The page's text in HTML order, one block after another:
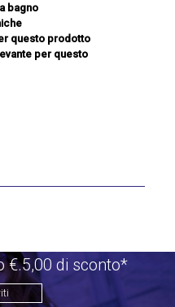
bagno
questo prodotto
per questo
€.5,00 di sconto*